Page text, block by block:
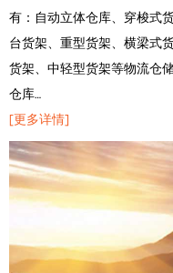
有：自动立体仓库、穿梭式
台货架、重型货架、横梁式
货架、中轻型货架等物流仓
仓库…
[更多详情]